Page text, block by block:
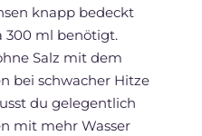
knapp bedeckt
300 ml benötigt.
Salz mit dem
bei schwacher Hitze
du gelegentlich
mit mehr Wasser